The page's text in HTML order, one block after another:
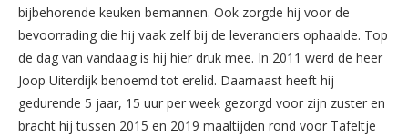
bijbehorende keuken bemannen. Ook zorgde hij voor de
bevoorrading die hij vaak zelf bij de leveranciers ophaalde. Top
de dag van vandaag is hij hier druk mee. In 2011 werd de heer
Joop Uiterdijk benoemd tot erelid. Daarnaast heeft hij
gedurende 5 jaar, 15 uur per week gezorgd voor zijn zuster en
bracht hij tussen 2015 en 2019 maaltijden rond voor Tafeltje